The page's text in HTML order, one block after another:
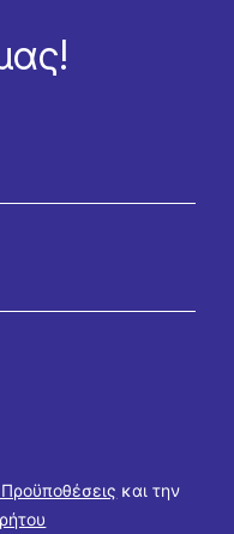
και την